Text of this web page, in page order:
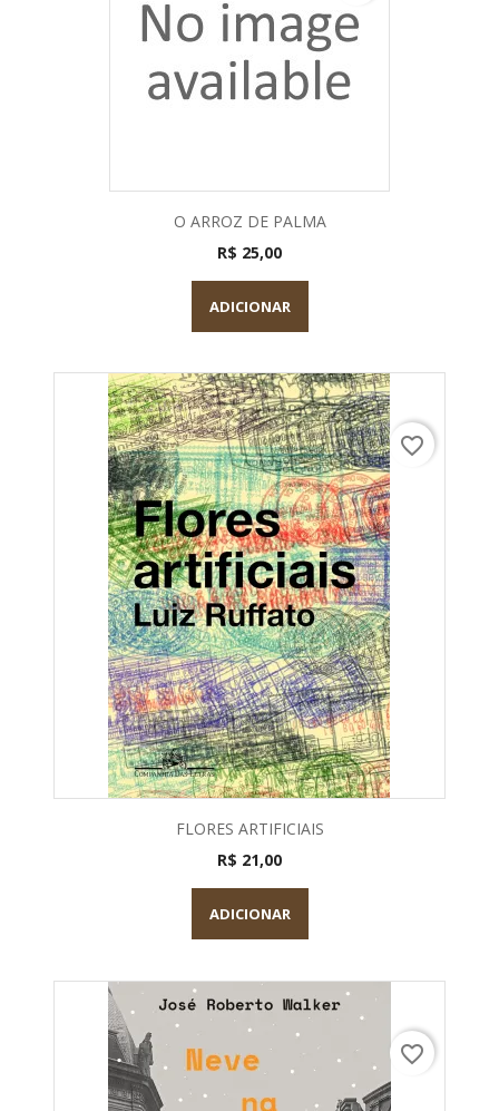
O ARROZ DE PALMA
R$ 25,00
ADICIONAR
FLORES ARTIFICIAIS
R$ 21,00
ADICIONAR
favorite_border
favorite_border